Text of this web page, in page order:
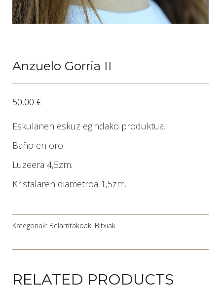
Anzuelo Gorria II
50,00 €
Eskulanen eskuz egindako produktua.
Baño en oro.
Luzeera 4,5zm.
Kristalaren diametroa 1,5zm.
Kategoriak: Belarritakoak, Bitxiak
RELATED PRODUCTS